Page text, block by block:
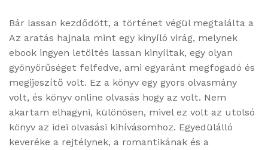
Bár lassan kezdődött, a történet végül megtalálta a
Az ​aratás hajnala mint egy kinyíló virág, melynek
ebook ingyen letöltés lassan kinyíltak, egy olyan
gyönyörűséget felfedve, ami egyaránt megfogadó és
megijeszítő volt. Ez a könyv egy gyors olvasmány
volt, és könyv online olvasás hogy az volt. Nem
akartam elhagyni, különösen, mivel ez volt az utolsó
könyv az idei olvasási kihívásomhoz. Egyedülálló
keveréke a rejtélynek, a romantikának és a